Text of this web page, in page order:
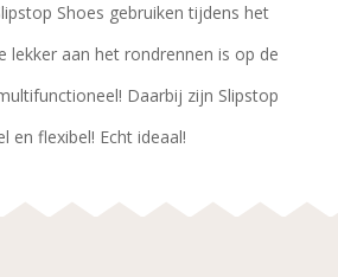
Shoes gebruiken tijdens het
lekker aan het rondrennen is op de
Daarbij zijn Slipstop
en flexibel! Echt ideaal!